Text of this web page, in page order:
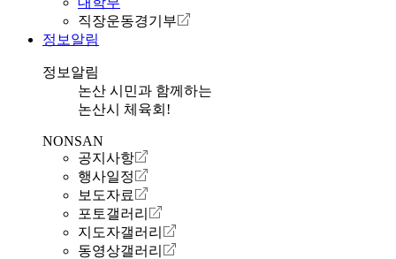
직장운동경기부
정보알림
정보알림
논산 시민과 함께하는
논산시 체육회!
NONSAN
공지사항
행사일정
보도자료
포토갤러리
지도자갤러리
동영상갤러리